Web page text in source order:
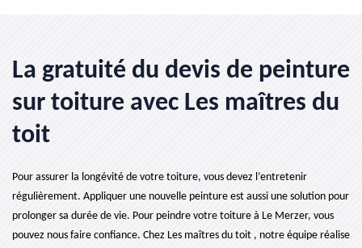
La gratuité du devis de peinture
sur toiture avec Les maîtres du
toit
Pour assurer la longévité de votre toiture, vous devez l’entretenir
régulièrement. Appliquer une nouvelle peinture est aussi une solution pour
prolonger sa durée de vie. Pour peindre votre toiture à Le Merzer, vous
pouvez nous faire confiance. Chez Les maîtres du toit , notre équipe réalise